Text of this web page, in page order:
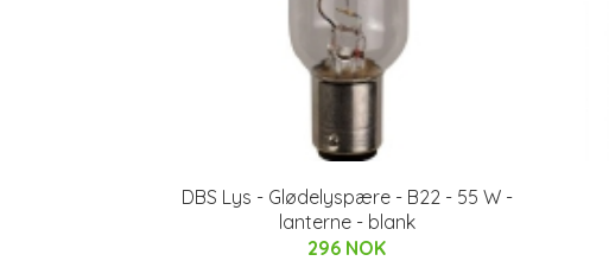
DBS Lys - Glødelyspære - B22 - 55 W -
lanterne - blank
296 NOK